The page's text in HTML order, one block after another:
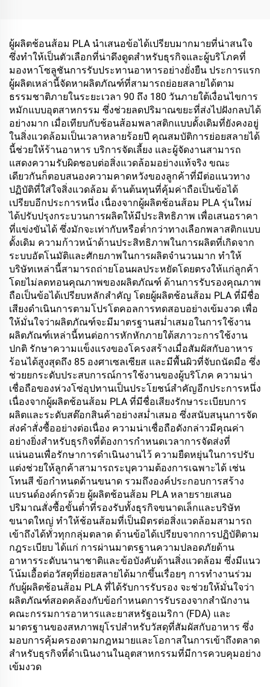
สำหรับบริการรับกลับบ้าน
และการเก็บรักษาอาหาร
ผู้ผลิตช้อนส้อม PLA นำเสนอข้อได้เปรียบมากมายที่น่าสนใจ
ซึ่งทำให้เป็นตัวเลือกที่น่าดึงดูดสำหรับธุรกิจและผู้บริโภคที่
มองหาโซลูชันการรับประทานอาหารอย่างยั่งยืน ประการแรก
ผู้ผลิตเหล่านี้จัดหาผลิตภัณฑ์ที่สามารถย่อยสลายได้ตาม
ธรรมชาติภายในระยะเวลา 90 ถึง 180 วันภายใต้เงื่อนไขการ
หมักแบบอุตสาหกรรม ซึ่งช่วยลดปริมาณขยะที่ส่งไปฝังกลบได้
อย่างมาก เมื่อเทียบกับช้อนส้อมพลาสติกแบบดั้งเดิมที่ยังคงอยู่
ในสิ่งแวดล้อมเป็นเวลาหลายร้อยปี คุณสมบัติการย่อยสลายได้
นี้ช่วยให้ร้านอาหาร บริการจัดเลี้ยง และผู้จัดงานสามารถ
แสดงความรับผิดชอบต่อสิ่งแวดล้อมอย่างแท้จริง ขณะ
เดียวกันก็ตอบสนองความคาดหวังของลูกค้าที่มีต่อแนวทาง
ปฏิบัติที่ใส่ใจสิ่งแวดล้อม ด้านต้นทุนที่คุ้มค่าถือเป็นข้อได้
เปรียบอีกประการหนึ่ง เนื่องจากผู้ผลิตช้อนส้อม PLA รุ่นใหม่
ได้ปรับปรุงกระบวนการผลิตให้มีประสิทธิภาพ เพื่อเสนอราคา
ที่แข่งขันได้ ซึ่งมักจะเท่ากับหรือต่ำกว่าทางเลือกพลาสติกแบบ
ดั้งเดิม ความก้าวหน้าด้านประสิทธิภาพในการผลิตที่เกิดจาก
ระบบอัตโนมัติและศักยภาพในการผลิตจำนวนมาก ทำให้
บริษัทเหล่านี้สามารถถ่ายโอนผลประหยัดโดยตรงให้แก่ลูกค้า
โดยไม่ลดทอนคุณภาพของผลิตภัณฑ์ ด้านการรับรองคุณภาพ
ถือเป็นข้อได้เปรียบหลักสำคัญ โดยผู้ผลิตช้อนส้อม PLA ที่มีชื่อ
เสียงดำเนินการตามโปรโตคอลการทดสอบอย่างเข้มงวด เพื่อ
ให้มั่นใจว่าผลิตภัณฑ์จะมีมาตรฐานสม่ำเสมอในการใช้งาน
ผลิตภัณฑ์เหล่านี้ทนต่อการหักหักภายใต้สภาวะการใช้งาน
ปกติ รักษาความแข็งแรงของโครงสร้างเมื่อสัมผัสกับอาหาร
ร้อนได้สูงสุดถึง 85 องศาเซลเซียส และมีพื้นผิวที่จับถนัดมือ ซึ่ง
ช่วยยกระดับประสบการณ์การใช้งานของผู้บริโภค ความน่า
เชื่อถือของห่วงโซ่อุปทานเป็นประโยชน์สำคัญอีกประการหนึ่ง
เนื่องจากผู้ผลิตช้อนส้อม PLA ที่มีชื่อเสียงรักษาระเบียบการ
ผลิตและระดับสต๊อกสินค้าอย่างสม่ำเสมอ ซึ่งสนับสนุนการจัด
ส่งคำสั่งซื้ออย่างต่อเนื่อง ความน่าเชื่อถือดังกล่าวมีคุณค่า
อย่างยิ่งสำหรับธุรกิจที่ต้องการกำหนดเวลาการจัดส่งที่
แน่นอนเพื่อรักษาการดำเนินงานไว้ ความยืดหยุ่นในการปรับ
แต่งช่วยให้ลูกค้าสามารถระบุความต้องการเฉพาะได้ เช่น
โทนสี ข้อกำหนดด้านขนาด รวมถึงองค์ประกอบการสร้าง
แบรนด์องค์กรด้วย ผู้ผลิตช้อนส้อม PLA หลายรายเสนอ
ปริมาณสั่งซื้อขั้นต่ำที่รองรับทั้งธุรกิจขนาดเล็กและบริษัท
ขนาดใหญ่ ทำให้ช้อนส้อมที่เป็นมิตรต่อสิ่งแวดล้อมสามารถ
เข้าถึงได้ทั่วทุกกลุ่มตลาด ด้านข้อได้เปรียบจากการปฏิบัติตาม
กฎระเบียบ ได้แก่ การผ่านมาตรฐานความปลอดภัยด้าน
อาหารระดับนานาชาติและข้อบังคับด้านสิ่งแวดล้อม ซึ่งมีแนว
โน้มเอื้อต่อวัสดุที่ย่อยสลายได้มากขึ้นเรื่อยๆ การทำงานร่วม
กับผู้ผลิตช้อนส้อม PLA ที่ได้รับการรับรอง จะช่วยให้มั่นใจว่า
ผลิตภัณฑ์สอดคล้องกับข้อกำหนดการรับรองจากสำนักงาน
คณะกรรมการอาหารและยาสหรัฐอเมริกา (FDA) และ
มาตรฐานของสหภาพยุโรปสำหรับวัสดุที่สัมผัสกับอาหาร ซึ่ง
มอบการคุ้มครองตามกฎหมายและโอกาสในการเข้าถึงตลาด
สำหรับธุรกิจที่ดำเนินงานในอุตสาหกรรมที่มีการควบคุมอย่าง
เข้มงวด